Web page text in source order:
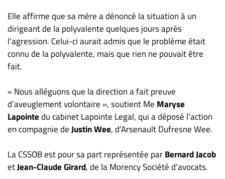
TROUVEZ-
NOUS
Nous
joindre
propos
Infolettre
S’abonner
Politique de
confidentialité
Elle affirme que sa mère a dénoncé la situation à un
dirigeant de la polyvalente quelques jours après
l’agression. Celui-ci aurait admis que le problème était
connu de la polyvalente, mais que rien ne pouvait être
fait.
« Nous alléguons que la direction a fait preuve
d’aveuglement volontaire », soutient Me Maryse
Lapointedu cabinet Lapointe Legal, qui a déposé l’action
en compagnie deJustin Wee, d’Arsenault Dufresne Wee.
La CSSOB est pour sa part représentée parBernard Jacob
etJean-Claude Girard, de la Morency Société d’avocats.